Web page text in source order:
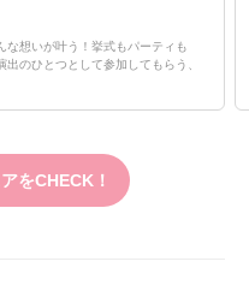
な想いが叶う！挙式もパーティも
のひとつとして参加してもらう、
をCHECK！